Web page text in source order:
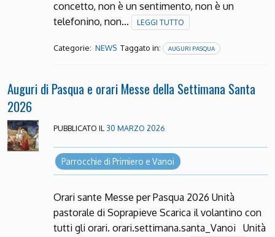
concetto, non è un sentimento, non è un
telefonino, non…
LEGGI TUTTO
Categorie: NEWS Taggato in: AUGURI PASQUA
Auguri di Pasqua e orari Messe della Settimana Santa
2026
PUBBLICATO IL 30 MARZO 2026
Parrocchie di Primiero e Vanoi
Orari sante Messe per Pasqua 2026 Unità
pastorale di Soprapieve Scarica il volantino con
tutti gli orari. orari.settimana.santa_Vanoi Unità